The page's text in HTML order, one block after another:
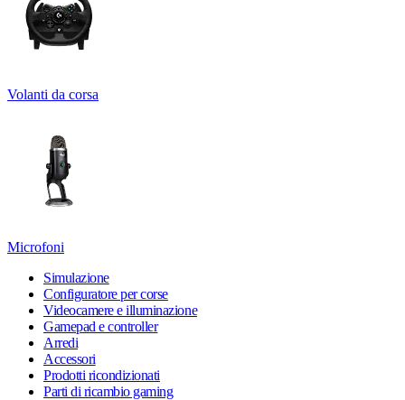
Volanti da corsa
Microfoni
Simulazione
Configuratore per corse
Videocamere e illuminazione
Gamepad e controller
Arredi
Accessori
Prodotti ricondizionati
Parti di ricambio gaming